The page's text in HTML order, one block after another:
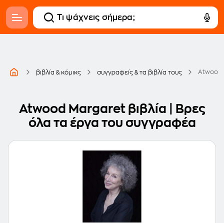
βιβλία & κόμικς συγγραφείς & τα βιβλία τους Atwood
Atwood Margaret βιβλία | Βρες
όλα τα έργα του συγγραφέα